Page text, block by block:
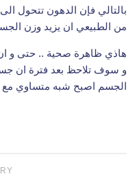
بالتالي فإن الدهون تتحول
من الطبيعي ان يزيد وزن
هاذي ظاهرة صحية .. حتى و
و سوف تلاحظ بعد فترة ان
الجسم اصبح شبه متساوي مع